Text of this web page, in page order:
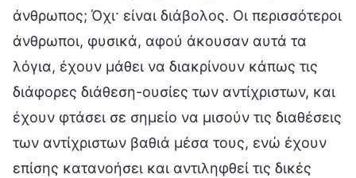
άνθρωπος; Όχι· είναι διάβολος. Οι περισσότεροι
άνθρωποι, φυσικά, αφού άκουσαν αυτά τα
λόγια, έχουν μάθει να διακρίνουν κάπως τις
διάφορες διάθεση-ουσίες των αντίχριστων, και
έχουν φτάσει σε σημείο να μισούν τις διαθέσεις
των αντίχριστων βαθιά μέσα τους, ενώ έχουν
επίσης κατανοήσει και αντιληφθεί τις δικές